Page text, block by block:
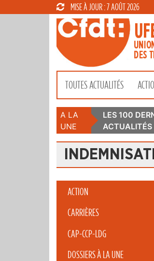
MISE À JOUR : 7 AOÛT 2026
TOUTES ACTUALITÉS
A LA
UNE
LES 100
ACTUALITÉS
ACTION
CARRIÈRES
CAP-CCP-LDG
DOSSIERS À LA UNE